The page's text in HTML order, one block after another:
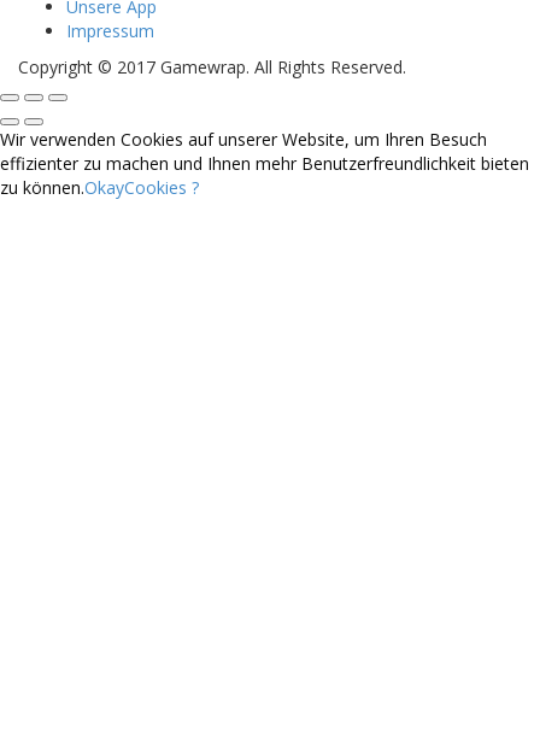
Unsere App
Impressum
Copyright © 2017 Gamewrap. All Rights Reserved.
Wir verwenden Cookies auf unserer Website, um Ihren Besuch
effizienter zu machen und Ihnen mehr Benutzerfreundlichkeit bieten
zu können.OkayCookies ?